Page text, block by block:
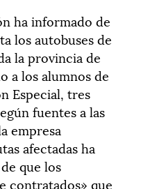
ha informado de
los autobuses de
la provincia de
a los alumnos de
Especial, tres
fuentes a las
empresa
afectadas ha
que los
contratados» que